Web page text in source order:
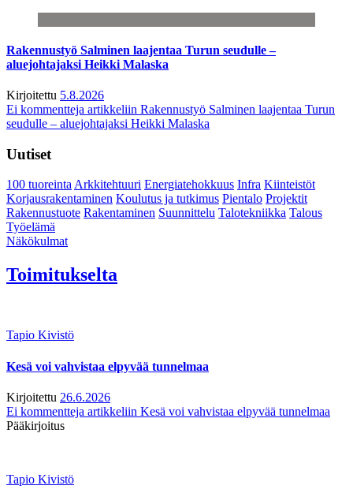
Rakennustyö Salminen laajentaa Turun seudulle –
aluejohtajaksi Heikki Malaska
Kirjoitettu 5.8.2026
Ei kommentteja artikkeliin Rakennustyö Salminen laajentaa Turun
seudulle – aluejohtajaksi Heikki Malaska
Uutiset
100 tuoreintaArkkitehtuuri Energiatehokkuus Infra Kiinteistöt
Korjausrakentaminen Koulutus ja tutkimus Pientalo Projektit
Rakennustuote Rakentaminen Suunnittelu Talotekniikka Talous
Työelämä
Näkökulmat
Toimitukselta
Tapio Kivistö
Kesä voi vahvistaa elpyvää tunnelmaa
Kirjoitettu 26.6.2026
Ei kommentteja artikkeliin Kesä voi vahvistaa elpyvää tunnelmaa
Pääkirjoitus
Tapio Kivistö